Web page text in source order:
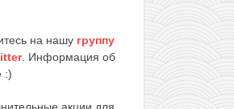
на нашу группу
. Информация об
:)
акции для